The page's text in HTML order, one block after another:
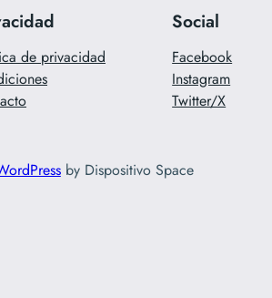
de privacidad
Social
Facebook
Instagram
Twitter/X
by Dispositivo Space